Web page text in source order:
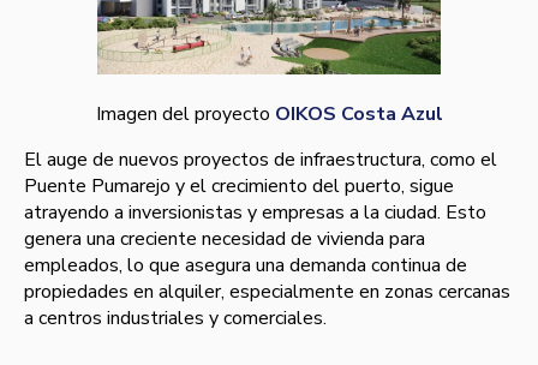
Imagen del proyecto OIKOS Costa Azul
El auge de nuevos proyectos de infraestructura, como el
Puente Pumarejo y el crecimiento del puerto, sigue
atrayendo a inversionistas y empresas a la ciudad. Esto
genera una creciente necesidad de vivienda para
empleados, lo que asegura una demanda continua de
propiedades en alquiler, especialmente en zonas cercanas
a centros industriales y comerciales.